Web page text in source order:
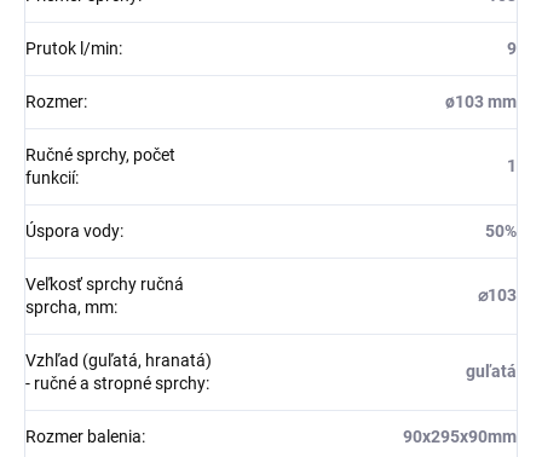
Prutok l/min: 9
Rozmer: ø103 mm
Ručné sprchy, počet
funkcií:
1
Úspora vody: 50%
Veľkosť sprchy ručná
sprcha, mm:
⌀103
Vzhľad (guľatá, hranatá)
- ručné a stropné sprchy:
guľatá
Rozmer balenia: 90x295x90mm